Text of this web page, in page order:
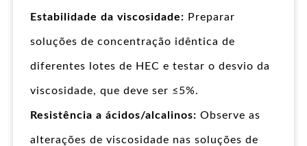
Estabilidade da viscosidade: Preparar
soluções de concentração idêntica de
diferentes lotes de HEC e testar o desvio da
viscosidade, que deve ser ≤5%.
Resistência a ácidos/alcalinos: Observe as
alterações de viscosidade nas soluções de